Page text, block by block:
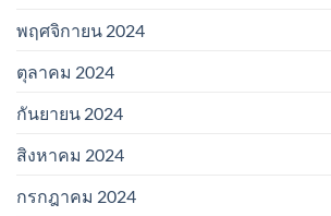
พฤศจิกายน 2024
ตุลาคม 2024
กันยายน 2024
สิงหาคม 2024
กรกฎาคม 2024